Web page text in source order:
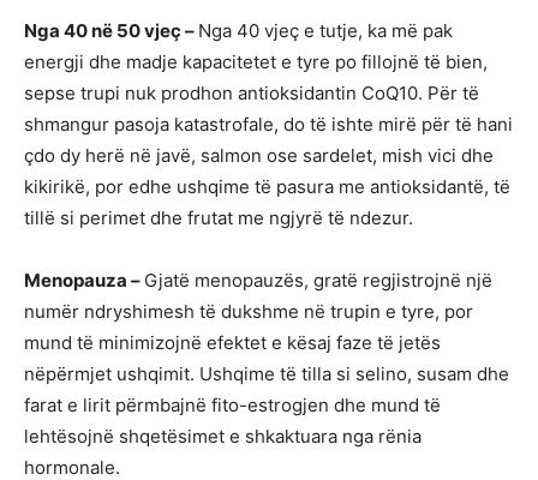
Nga 40 në 50 vjeç – Nga 40 vjeç e tutje, ka më pak
energji dhe madje kapacitetet e tyre po fillojnë të bien,
sepse trupi nuk prodhon antioksidantin CoQ10. Për të
shmangur pasoja katastrofale, do të ishte mirë për të hani
çdo dy herë në javë, salmon ose sardelet, mish vici dhe
kikirikë, por edhe ushqime të pasura me antioksidantë, të
tillë si perimet dhe frutat me ngjyrë të ndezur.
Menopauza – Gjatë menopauzës, gratë regjistrojnë një
numër ndryshimesh të dukshme në trupin e tyre, por
mund të minimizojnë efektet e kësaj faze të jetës
nëpërmjet ushqimit. Ushqime të tilla si selino, susam dhe
farat e lirit përmbajnë fito-estrogjen dhe mund të
lehtësojnë shqetësimet e shkaktuara nga rënia
hormonale.